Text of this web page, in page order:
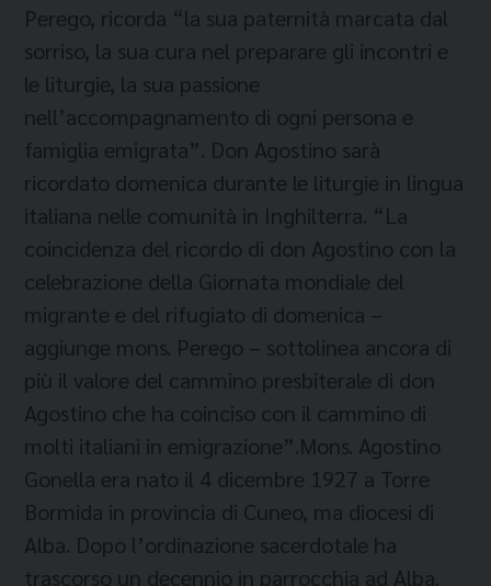
Perego, ricorda “la sua paternità marcata dal
sorriso, la sua cura nel preparare gli incontri e
le liturgie, la sua passione
nell’accompagnamento di ogni persona e
famiglia emigrata”. Don Agostino sarà
ricordato domenica durante le liturgie in lingua
italiana nelle comunità in Inghilterra. “La
coincidenza del ricordo di don Agostino con la
celebrazione della Giornata mondiale del
migrante e del rifugiato di domenica –
aggiunge mons. Perego – sottolinea ancora di
più il valore del cammino presbiterale di don
Agostino che ha coinciso con il cammino di
molti italiani in emigrazione”.Mons. Agostino
Gonella era nato il 4 dicembre 1927 a Torre
Bormida in provincia di Cuneo, ma diocesi di
Alba. Dopo l’ordinazione sacerdotale ha
trascorso un decennio in parrocchia ad Alba.